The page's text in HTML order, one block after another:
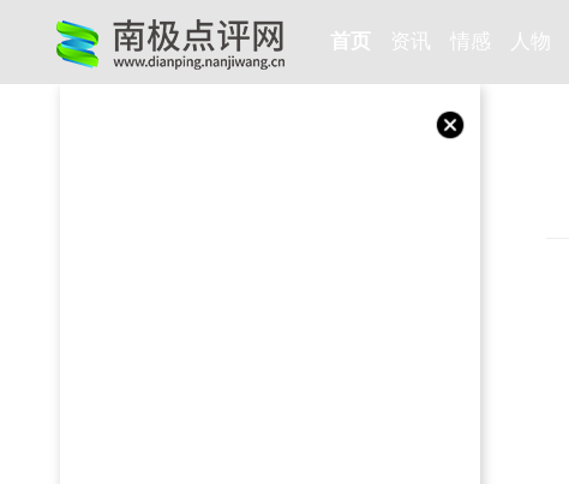
首页 资讯 情感 人物